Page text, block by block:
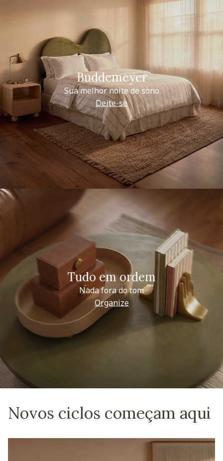
Buddemeyer
Sua melhor noite de sono
Deite-se
Tudo em ordem
Nada fora do tom
Organize
Novos ciclos começam aqui